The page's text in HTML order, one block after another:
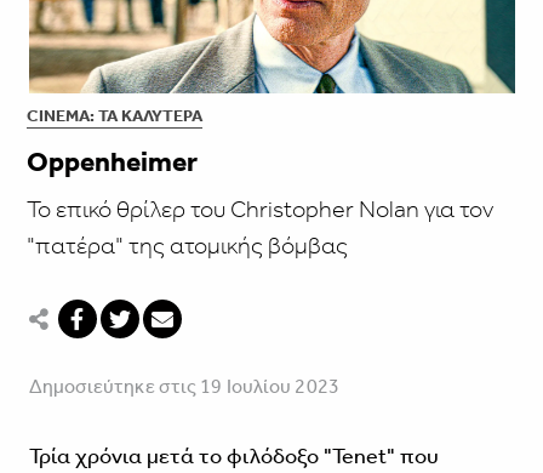
CINEMA: ΤΑ ΚΑΛΎΤΕΡΑ
Oppenheimer
Το επικό θρίλερ του Christopher Nolan για τον
"πατέρα" της ατομικής βόμβας
Δημοσιεύτηκε στις 19 Ιουλίου 2023
Τρία χρόνια μετά το φιλόδοξο "Tenet" που